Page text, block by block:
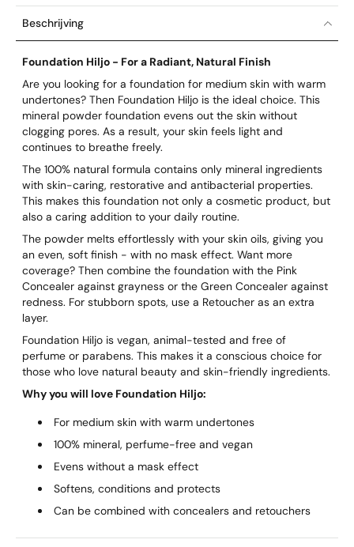
Beschrijving
Foundation Hiljo - For a Radiant, Natural Finish
Are you looking for a foundation for medium skin with warm
undertones? Then Foundation Hiljo is the ideal choice. This
mineral powder foundation evens out the skin without
clogging pores. As a result, your skin feels light and
continues to breathe freely.
The 100% natural formula contains only mineral ingredients
with skin-caring, restorative and antibacterial properties.
This makes this foundation not only a cosmetic product, but
also a caring addition to your daily routine.
The powder melts effortlessly with your skin oils, giving you
an even, soft finish - with no mask effect. Want more
coverage? Then combine the foundation with the Pink
Concealer against grayness or the Green Concealer against
redness. For stubborn spots, use a Retoucher as an extra
layer.
Foundation Hiljo is vegan, animal-tested and free of
perfume or parabens. This makes it a conscious choice for
those who love natural beauty and skin-friendly ingredients.
Why you will love Foundation Hiljo:
For medium skin with warm undertones
100% mineral, perfume-free and vegan
Evens without a mask effect
Softens, conditions and protects
Can be combined with concealers and retouchers